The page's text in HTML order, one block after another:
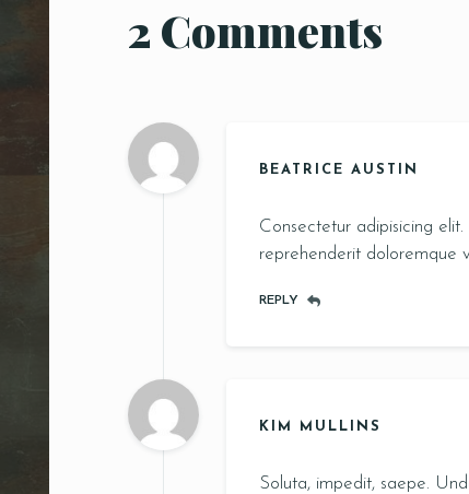
2 Comments
BEATRICE AUSTIN
Consectetur adipisicing
reprehenderit doloremque
REPLY
KIM MULLINS
Soluta, impedit, saepe.